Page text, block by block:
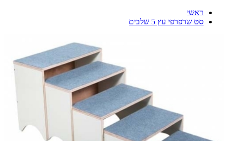
ראשי
סט שרפרפי עץ 5 שלבים